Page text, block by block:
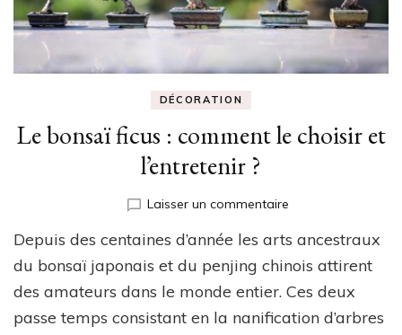
DÉCORATION
Le bonsaï ficus : comment le choisir et
l’entretenir ?
Laisser un commentairesur
bonsaï
ficus
comment
le
Depuis des centaines d’année les arts ancestraux
du bonsaï japonais et du penjing chinois attirent
des amateurs dans le monde entier. Ces deux
passe temps consistant en la nanification d’arbres